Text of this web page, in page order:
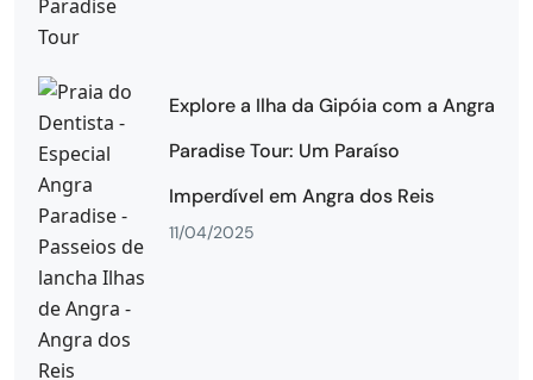
Explore a Ilha da Gipóia com a Angra
Paradise Tour: Um Paraíso
Imperdível em Angra dos Reis
11/04/2025